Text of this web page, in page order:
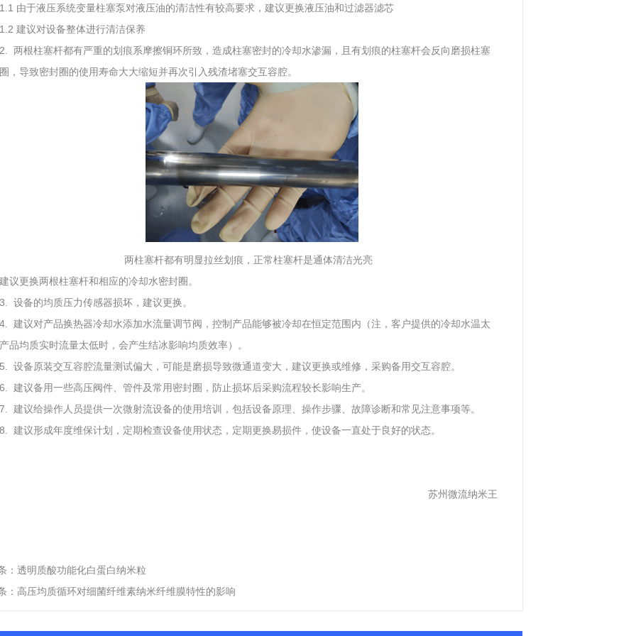
1.1 由于液压系统变量柱塞泵对液压油的清洁性有较高要求，建议更换液压油和过滤器滤芯
1.2 建议对设备整体进行清洁保养
2. 两根柱塞杆都有严重的划痕系摩擦铜环所致，造成柱塞密封的冷却水渗漏，且有划痕的柱塞杆会反向磨损柱塞
，导致密封圈的使用寿命大大缩短并再次引入残渣堵塞交互容腔。
两柱塞杆都有明显拉丝划痕，正常柱塞杆是通体清洁光亮
建议更换两根柱塞杆和相应的冷却水密封圈。
3. 设备的均质压力传感器损坏，建议更换。
4. 建议对产品换热器冷却水添加水流量调节阀，控制产品能够被冷却在恒定范围内（注，客户提供的冷却水温太
品均质实时流量太低时，会产生结冰影响均质效率）。
5. 设备原装交互容腔流量测试偏大，可能是磨损导致微通道变大，建议更换或维修，采购备用交互容腔。
6. 建议备用一些高压阀件、管件及常用密封圈，防止损坏后采购流程较长影响生产。
7. 建议给操作人员提供一次微射流设备的使用培训，包括设备原理、操作步骤、故障诊断和常见注意事项等。
8. 建议形成年度维保计划，定期检查设备使用状态，定期更换易损件，使设备一直处于良好的状态。
苏州微流纳米王
： 透明质酸功能化白蛋白纳米粒
： 高压均质循环对细菌纤维素纳米纤维膜特性的影响